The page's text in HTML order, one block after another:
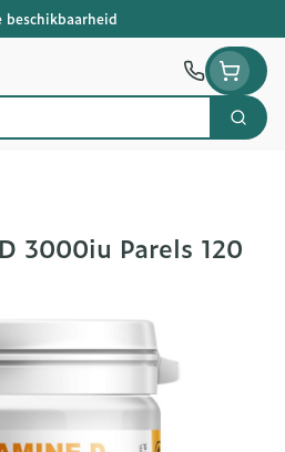
beschikbaarheid
Zoek
3000iu Parels 120